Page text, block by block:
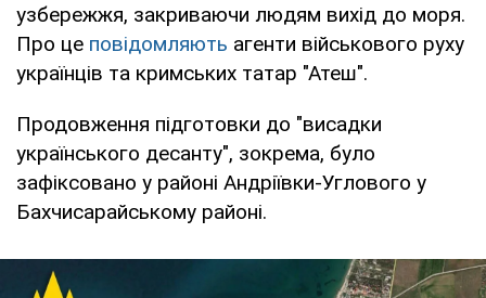
узбережжя, закриваючи людям вихід до моря.
Про це повідомляють агенти військового руху
українців та кримських татар "Атеш".
Продовження підготовки до "висадки
українського десанту", зокрема, було
зафіксовано у районі Андріївки-Углового у
Бахчисарайському районі.